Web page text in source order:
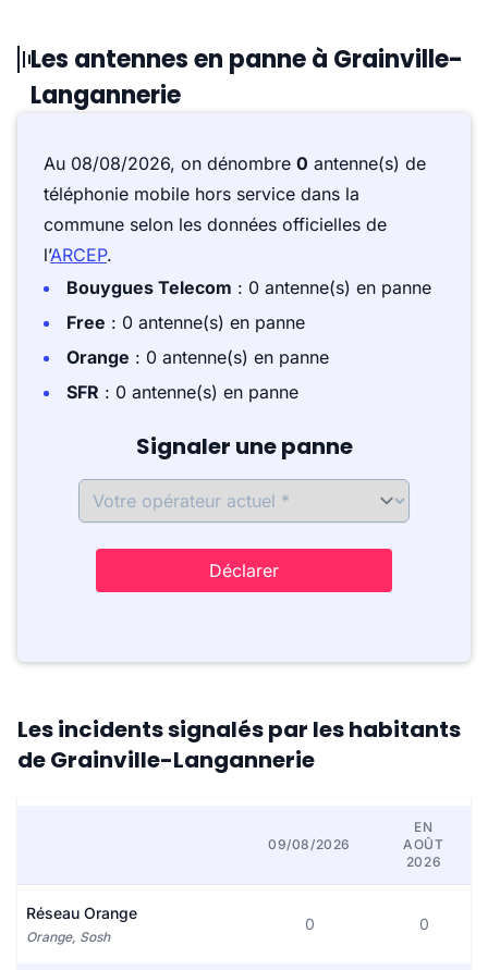
Les antennes en panne à Grainville-
Langannerie
Au 08/08/2026, on dénombre 0 antenne(s) de
téléphonie mobile hors service dans la
commune selon les données officielles de
l’ARCEP.
Bouygues Telecom : 0 antenne(s) en panne
Free : 0 antenne(s) en panne
Orange : 0 antenne(s) en panne
SFR : 0 antenne(s) en panne
Signaler une panne
Déclarer
Les incidents signalés par les habitants
de Grainville-Langannerie
09/08/2026
EN
AOÛT
2026
Réseau Orange
Orange, Sosh
0 0